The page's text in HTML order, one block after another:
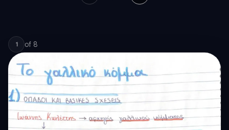
1 of 8